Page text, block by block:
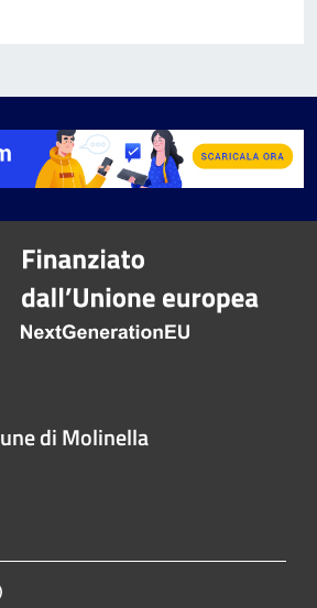
di Molinella